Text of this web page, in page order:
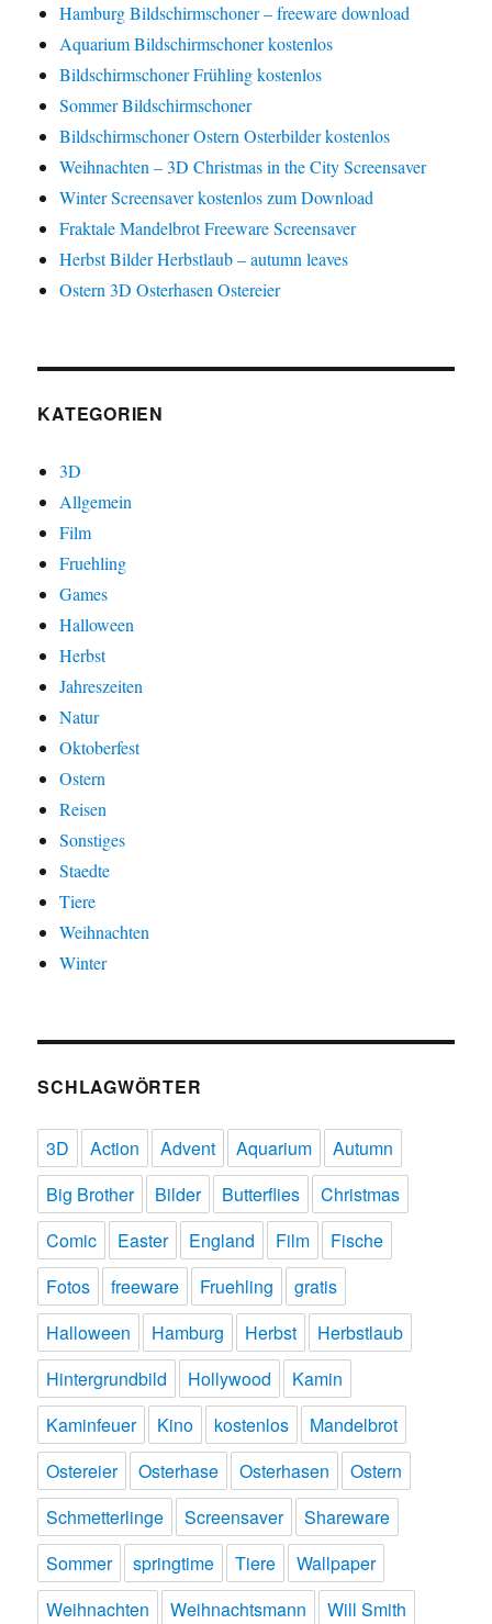
Hamburg Bildschirmschoner – freeware download
Aquarium Bildschirmschoner kostenlos
Bildschirmschoner Frühling kostenlos
Sommer Bildschirmschoner
Bildschirmschoner Ostern Osterbilder kostenlos
Weihnachten – 3D Christmas in the City Screensaver
Winter Screensaver kostenlos zum Download
Fraktale Mandelbrot Freeware Screensaver
Herbst Bilder Herbstlaub – autumn leaves
Ostern 3D Osterhasen Ostereier
KATEGORIEN
3D
Allgemein
Film
Fruehling
Games
Halloween
Herbst
Jahreszeiten
Natur
Oktoberfest
Ostern
Reisen
Sonstiges
Staedte
Tiere
Weihnachten
Winter
SCHLAGWÖRTER
3D Action Advent Aquarium
Autumn
Big Brother
Bilder Butterflies
Christmas
Comic
Easter England Film
Fische
Fotos
freeware Fruehling
gratis
Halloween
Hamburg Herbst
Herbstlaub
Hintergrundbild
Hollywood
Kamin
Kaminfeuer
Kino kostenlos
Mandelbrot
Ostereier
Osterhase Osterhasen
Ostern
Schmetterlinge
Screensaver
Shareware
Sommer
springtime Tiere
Wallpaper
Weihnachten
Weihnachtsmann
Will Smith